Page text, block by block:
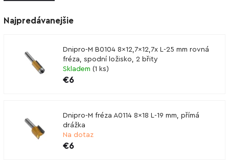
Najpredávanejšie
Dnipro-M B0104 8x12,7x12,7x L-25 mm rovná
fréza, spodní ložisko, 2 břity
Skladem (1 ks)
€6
Dnipro-M fréza A0114 8x18 L-19 mm, přímá
drážka
Na dotaz
€6